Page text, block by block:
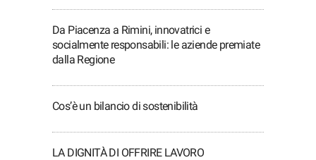
Da Piacenza a Rimini, innovatrici e
socialmente responsabili: le aziende premiate
dalla Regione
Cos’è un bilancio di sostenibilità
LA DIGNITÀ DI OFFRIRE LAVORO